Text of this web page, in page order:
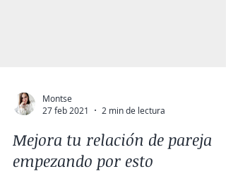
Montse
27 feb 2021
2 min de lectura